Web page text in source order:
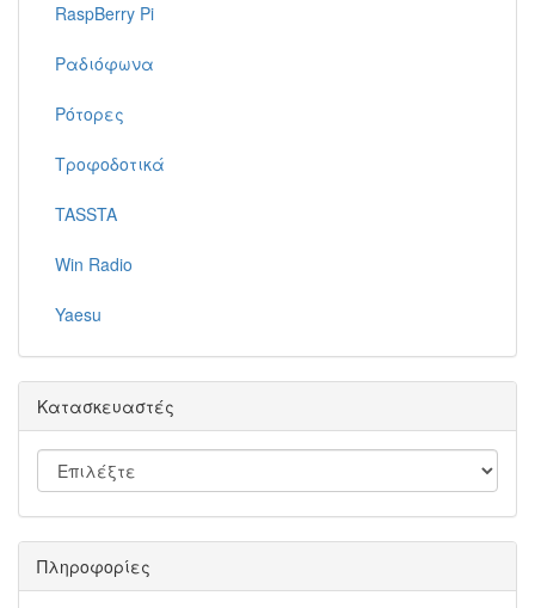
RaspBerry Pi
Ραδιόφωνα
Ρότορες
Τροφοδοτικά
TASSTA
Win Radio
Yaesu
Κατασκευαστές
Πληροφορίες